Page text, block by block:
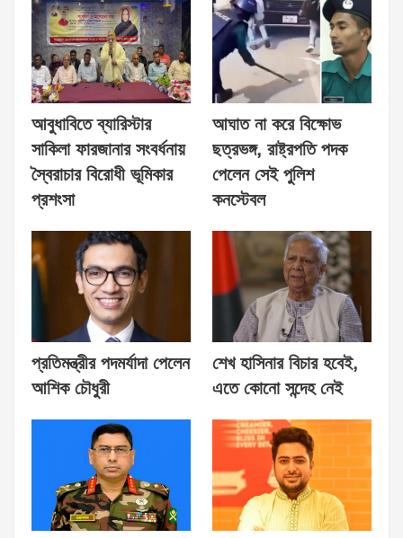
আবুধাবিতে ব্যারিস্টার
সাকিলা ফারজানার সংবর্ধনায়
স্বৈরাচার বিরোধী ভূমিকার
প্রশংসা
আঘাত না করে বিক্ষোভ
ছত্রভঙ্গ, রাষ্ট্রপতি পদক
পেলেন সেই পুলিশ
কনস্টেবল
প্রতিমন্ত্রীর পদমর্যাদা পেলেন
আশিক চৌধুরী
শেখ হাসিনার বিচার হবেই,
এতে কোনো সন্দেহ নেই